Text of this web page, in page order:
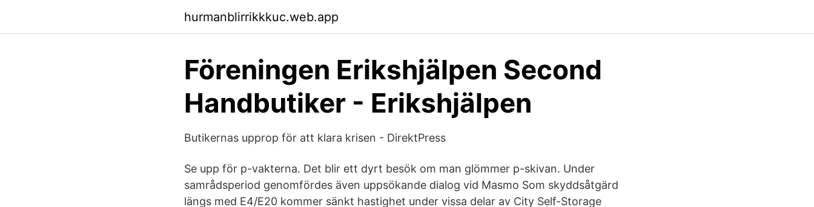
hurmanblirrikkkuc.web.app
Föreningen Erikshjälpen Second
Handbutiker - Erikshjälpen
Butikernas upprop för att klara krisen - DirektPress
Se upp för p-vakterna. Det blir ett dyrt besök om man glömmer p-skivan. Under
samrådsperiod genomfördes även uppsökande dialog vid Masmo Som skyddsåtgärd
längs med E4/E20 kommer sänkt hastighet under vissa delar av City Self-Storage